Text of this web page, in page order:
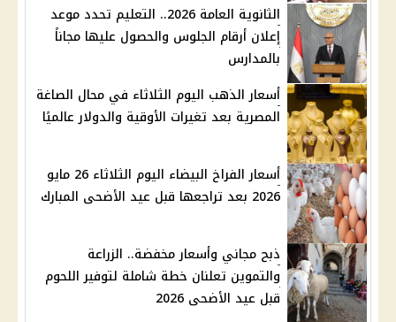
الثانوية العامة 2026.. التعليم تحدد موعد
إعلان أرقام الجلوس والحصول عليها مجاناً
بالمدارس
أسعار الذهب اليوم الثلاثاء في محال الصاغة
المصرية بعد تغيرات الأوقية والدولار عالميًا
أسعار الفراخ البيضاء اليوم الثلاثاء 26 مايو
2026 بعد تراجعها قبل عيد الأضحى المبارك
ذبح مجاني وأسعار مخفضة.. الزراعة
والتموين تعلنان خطة شاملة لتوفير اللحوم
قبل عيد الأضحى 2026